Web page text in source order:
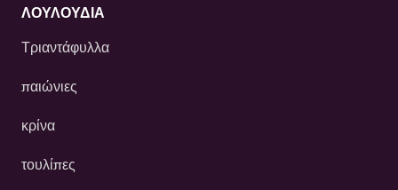
ΛΟΥΛΟΎΔΙΑ
Τριαντάφυλλα
παιώνιες
κρίνα
τουλίπες